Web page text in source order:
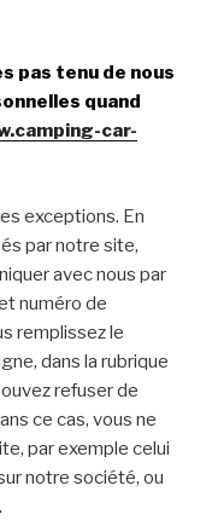
pas tenu de nous
quand
car-
exceptions. En
par notre site,
avec nous par
numéro de
remplissez le
dans la rubrique
refuser de
ce cas, vous ne
par exemple celui
notre société, ou